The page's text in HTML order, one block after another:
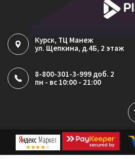
Политика обработки файлов cookie
Курск, ТЦ Манеж
ул. Щепкина, д.4Б, 2 этаж
8-800-301-3-999 доб. 2
пн - вс 10:00 - 21:00